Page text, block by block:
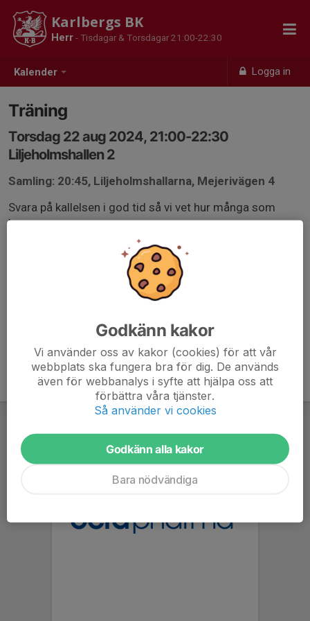
Kalender Logga in
Karlbergs BK
Herr- Tisdagar & Torsdagar 21:00-22:30
Träning
Torsdag 22 aug 2024, 21:00-22:30
Liljeholmshallen 2
Samling: 20:45, Liljeholmshallarna, Mejerivägen 4
Svara på kallelsen i god tid så vi vet hur många som
kommer.
Godkänn kakor
Vi använder oss av kakor (cookies) för att vår
webbplats ska fungera bra för dig. De används
även för webbanalys i syfte att hjälpa oss att
förbättra våra tjänster.
Så använder vi cookies
Godkänn alla kakor
Bara nödvändiga